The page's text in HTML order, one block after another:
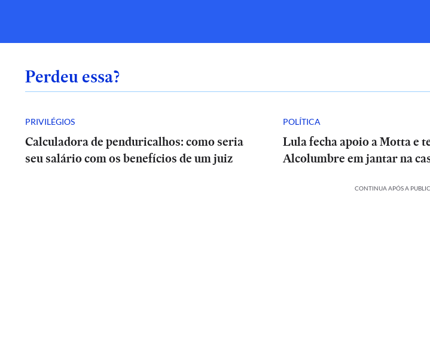
Perdeu essa?
PRIVILÉGIOS
Calculadora de penduricalhos: como seria
seu salário com os benefícios de um juiz
POLÍTICA
Lula fecha apoio a Motta e
Alcolumbre em jantar na
CONTINUA APÓS A